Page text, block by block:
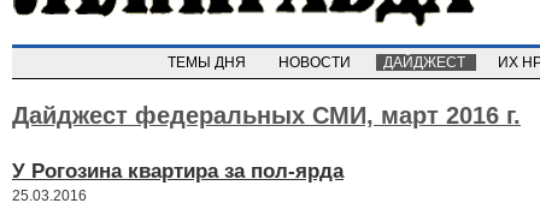
ТЕМЫ ДНЯ НОВОСТИ ДАЙДЖЕСТ ИХ
Дайджест федеральных СМИ, март 2016 г.
У Рогозина квартира за пол-ярда
25.03.2016